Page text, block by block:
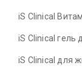
iS Clinical
iS Clinical гель
iS Clinical для